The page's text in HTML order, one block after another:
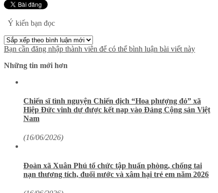
Ý kiến bạn đọc
Bạn cần đăng nhập thành viên để có thể bình luận bài viết này
Những tin mới hơn
Chiến sĩ tình nguyện Chiến dịch “Hoa phượng đỏ” xã
Hiệp Đức vinh dự được kết nạp vào Đảng Cộng sản Việt
Nam
(16/06/2026)
Đoàn xã Xuân Phú tổ chức tập huấn phòng, chống tai
nạn thương tích, đuối nước và xâm hại trẻ em năm 2026